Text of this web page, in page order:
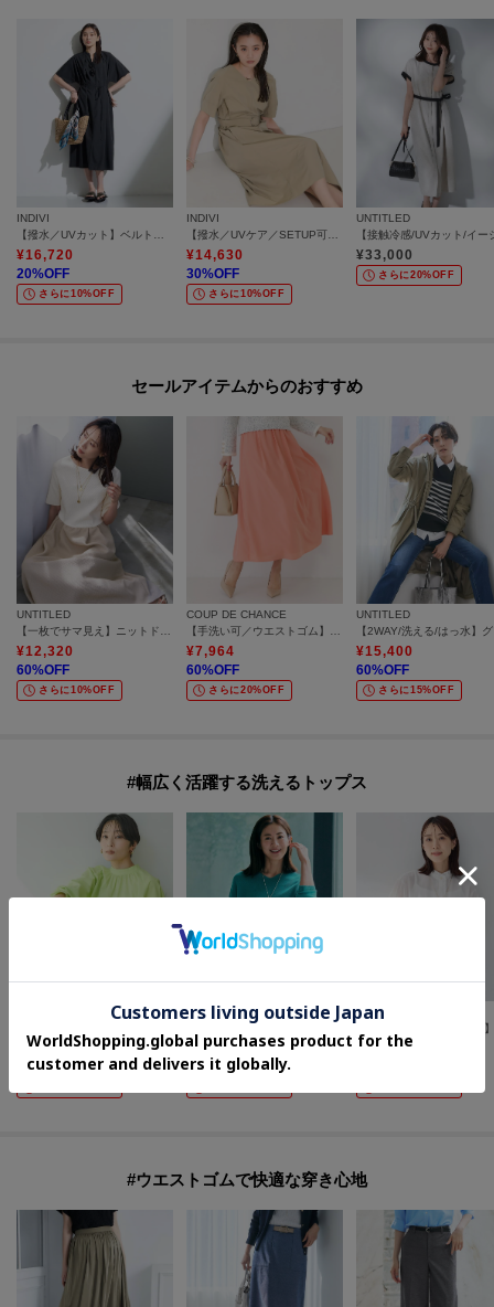
INDIVI
¥16,720
20%OFF
さらに10%OFF
INDIVI
¥14,630
30%OFF
さらに10%OFF
UNTITLED
¥33,000
さらに20%OFF
セールアイテムからのおすすめ
UNTITLED
【一枚でサマ見え】ニットドッキングジャガードワンピース
¥12,320
60%OFF
さらに10%OFF
COUP DE CHANCE
【手洗い可／ウエストゴム】エアリーなフレアースカート
¥7,964
60%OFF
さらに20%OFF
UNTITLED
¥15,400
60%OFF
さらに15%OFF
#幅広く活躍する洗えるトップス
8,360
60%OFF
UNTITLED
¥9,350
50%OFF
UNTITLED
¥ 12,320
#ウエストゴムで快適な穿き心地